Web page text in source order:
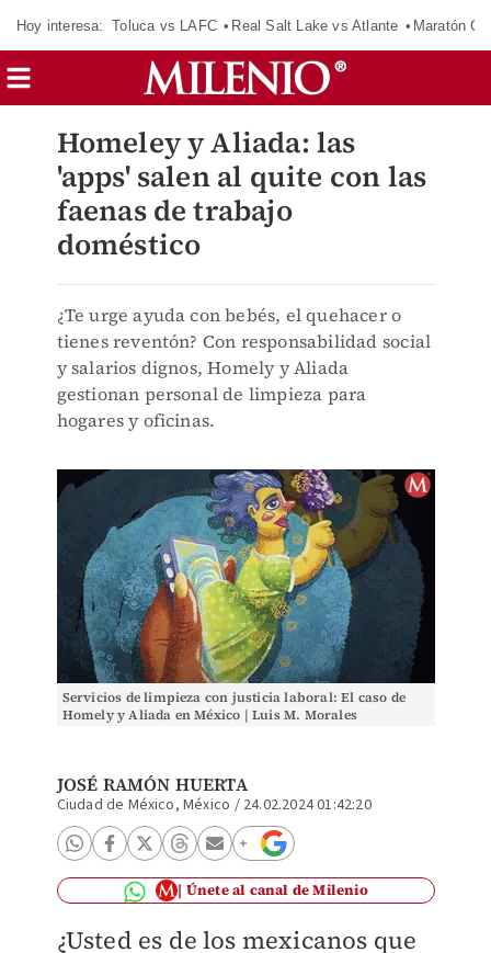
Hoy interesa: Toluca vs LAFC Real Salt Lake vs Atlante Maratón
Homeley y Aliada: las
'apps' salen al quite con las
faenas de trabajo
doméstico
¿Te urge ayuda con bebés, el quehacer o
tienes reventón? Con responsabilidad social
y salarios dignos, Homely y Aliada
gestionan personal de limpieza para
hogares y oficinas.
Servicios de limpieza con justicia laboral: El caso de
Homely y Aliada en México | Luis M. Morales
JOSÉ RAMÓN HUERTA
Ciudad de México, México / 24.02.2024 01:42:20
Únete al canal de Milenio
¿Usted es de los mexicanos que